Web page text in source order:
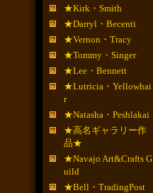
★Kirk・Smith
★Darryl・Becenti
★Vernon・Tracy
★Tommy・Singer
★Lee・Bennett
★Lutricia・Yellowhai
r
★Natasha・Peshlakai
★高名ギャラリー作
品★
★Navajo Art&Crafts G
uild
★Bell・TradingPost